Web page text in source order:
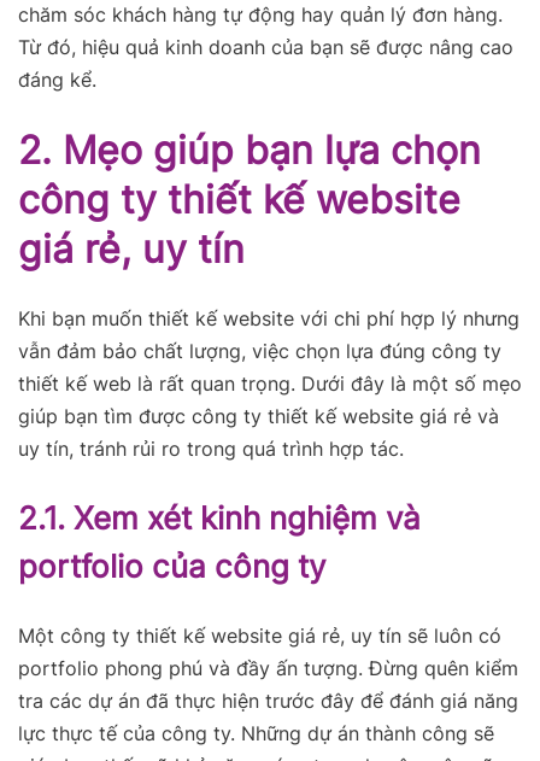
chăm sóc khách hàng tự động hay quản lý đơn hàng.
Từ đó, hiệu quả kinh doanh của bạn sẽ được nâng cao
đáng kể.
2. Mẹo giúp bạn lựa chọn
công ty thiết kế website
giá rẻ, uy tín
Khi bạn muốn thiết kế website với chi phí hợp lý nhưng
vẫn đảm bảo chất lượng, việc chọn lựa đúng công ty
thiết kế web là rất quan trọng. Dưới đây là một số mẹo
giúp bạn tìm được công ty thiết kế website giá rẻ và
uy tín, tránh rủi ro trong quá trình hợp tác.
2.1. Xem xét kinh nghiệm và
portfolio của công ty
Một công ty thiết kế website giá rẻ, uy tín sẽ luôn có
portfolio phong phú và đầy ấn tượng. Đừng quên kiểm
tra các dự án đã thực hiện trước đây để đánh giá năng
lực thực tế của công ty. Những dự án thành công sẽ